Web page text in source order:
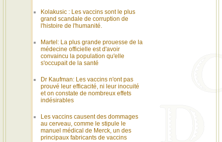
Kolakusic : Les vaccins sont le plus
grand scandale de corruption de
l'histoire de l'humanité.
Martel: La plus grande prouesse de la
médecine officielle est d'avoir
convaincu la population qu'elle
s'occupait de la santé
Dr Kaufman: Les vaccins n'ont pas
prouvé leur efficacité, ni leur inocuité
et on constate de nombreux effets
indésirables
Les vaccins causent des dommages
au cerveau, comme le stipule le
manuel médical de Merck, un des
principaux fabricants de vaccins